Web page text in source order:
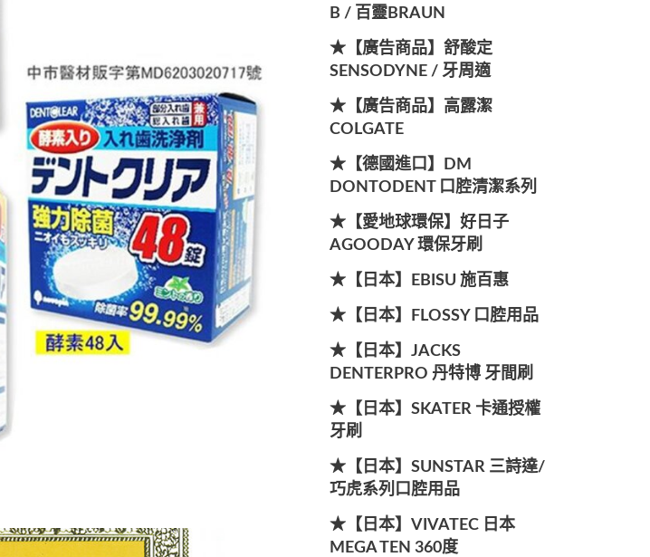
B / 百靈BRAUN
★【廣告商品】舒酸定
SENSODYNE / 牙周適
★【廣告商品】高露潔
COLGATE
★【德國進口】DM
DONTODENT 口腔清潔系列
★【愛地球環保】好日子
AGOODAY 環保牙刷
★【日本】EBISU 施百惠
★【日本】FLOSSY 口腔用品
★【日本】JACKS
DENTERPRO 丹特博 牙間刷
★【日本】SKATER 卡通授權
牙刷
★【日本】SUNSTAR 三詩達/
巧虎系列口腔用品
★【日本】VIVATEC 日本
MEGA TEN 360度